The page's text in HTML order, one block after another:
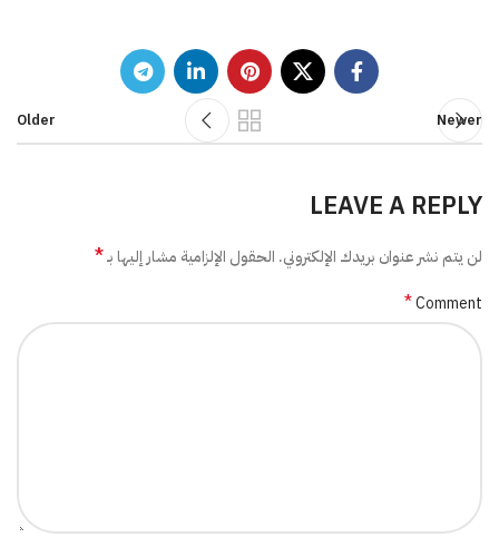
Newer
Older
LEAVE A REPLY
لن يتم نشر عنوان بريدك الإلكتروني. الحقول الإلزامية مشار إليها بـ*
Comment
*